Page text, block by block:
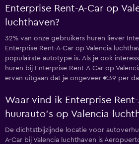
Enterprise Rent-A-Car op
luchthaven?
32% van onze gebruikers huren liever
Enterprise Rent-A-Car op Valencia
populairste autotype is. Als je ook
huren bij Enterprise Rent-A-Car op
ervan uitgaan dat je ongeveer €39 per
Waar vind ik Enterprise Rent-
huurauto's op Valencia
De dichtstbijzijnde locatie voor
A-Car bij Valencia luchthaven is